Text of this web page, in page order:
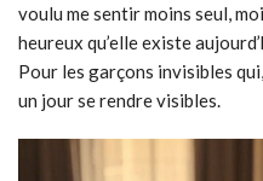
voulu me sentir moins seul,
heureux qu’elle existe
Pour les garçons invisibles
un jour se rendre visibles.